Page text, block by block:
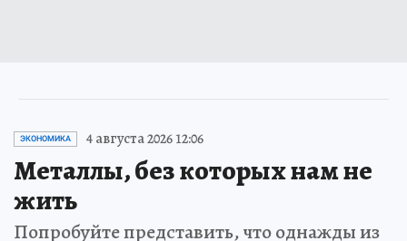
ЭКОНОМИКА 4 августа 2026 12:06
Металлы, без которых нам не
жить
Попробуйте представить, что однажды из